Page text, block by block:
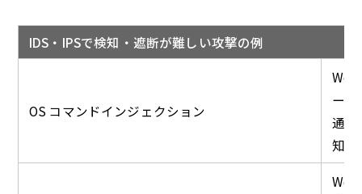
IDS・IPSで検知・遮断が難しい攻撃の例
OS コマンドインジェクション
ー
通常
知・